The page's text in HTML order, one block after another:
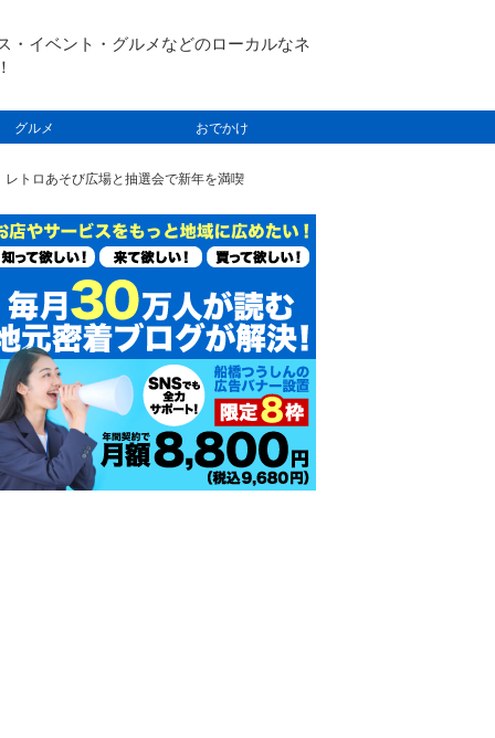
・イベント・グルメなどのローカルなネ
グルメ おでかけ
トロあそび広場と抽選会で新年を満喫